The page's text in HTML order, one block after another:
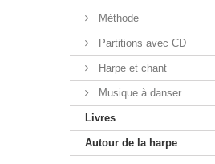
Méthode
Partitions avec CD
Harpe et chant
Musique à danser
Livres
Autour de la harpe